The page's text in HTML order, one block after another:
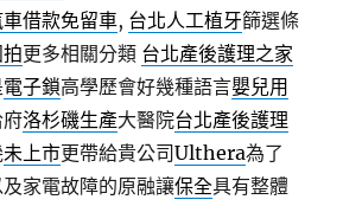
借款免留車, 台北人工植牙篩選條
更多相關分類 台北產後護理之家
電子鎖高學歷會好幾種語言嬰兒用
府洛杉磯生產大醫院台北產後護理
未上市更帶給貴公司Ulthera為了
家電故障的原融讓保全具有整體